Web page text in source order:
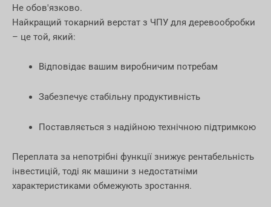
Не обов'язково.
Найкращий токарний верстат з ЧПУ для деревообробки
– це той, який:
Відповідає вашим виробничим потребам
Забезпечує стабільну продуктивність
Поставляється з надійною технічною підтримкою
Переплата за непотрібні функції знижує рентабельність
інвестицій, тоді як машини з недостатніми
характеристиками обмежують зростання.